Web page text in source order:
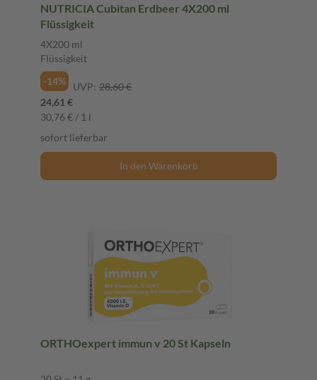
NUTRICIA Cubitan Erdbeer 4X200 ml
Flüssigkeit
4X200 ml
Flüssigkeit
-14%
UVP: 28,60 €
24,61 €
30,76 € / 1 l
sofort lieferbar
In den Warenkorb
ORTHOexpert immun v 20 St Kapseln